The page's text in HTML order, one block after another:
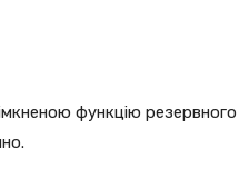
функцію резервного